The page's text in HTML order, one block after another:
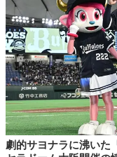
劇的サヨナラに沸い